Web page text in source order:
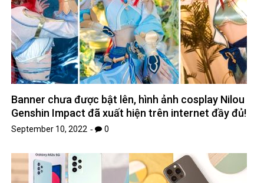
Banner chưa được bật lên, hình ảnh cosplay Nilou
Genshin Impact đã xuất hiện trên internet đầy đủ!
September 10, 2022 0